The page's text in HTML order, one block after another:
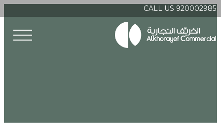
CALL US 920002985